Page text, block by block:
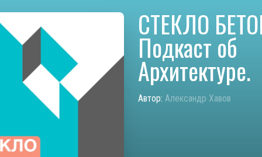
СТЕКЛО
Подкаст об
Архитектуре.
Автор: Александр Хавов